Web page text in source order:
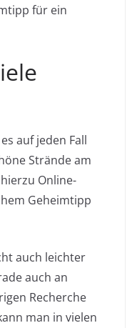
für ein
auf jeden Fall
Strände am
Online-
Geheimtipp
auch leichter
auch an
Recherche
man in vielen